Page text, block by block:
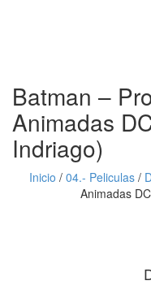
Batman –
Animadas
Indriago)
Inicio / 04.- Peliculas /
Animadas